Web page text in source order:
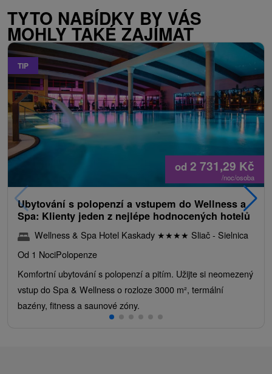
TYTO NABÍDKY BY VÁS
MOHLY TAKÉ ZAJÍMAT
TIP
od 2 731,29 Kč
/noc/osoba
Ubytování s polopenzí a vstupem do Wellness a
Spa: Klienty jeden z nejlépe hodnocených hotelů
Wellness & Spa Hotel Kaskady ★★★★ Sliač - Sielnica
Od 1 NociPolopenze
Komfortní ubytování s polopenzí a pitím. Užijte si neomezený
vstup do Spa & Wellness o rozloze 3000 m², termální
bazény, fitness a saunové zóny.